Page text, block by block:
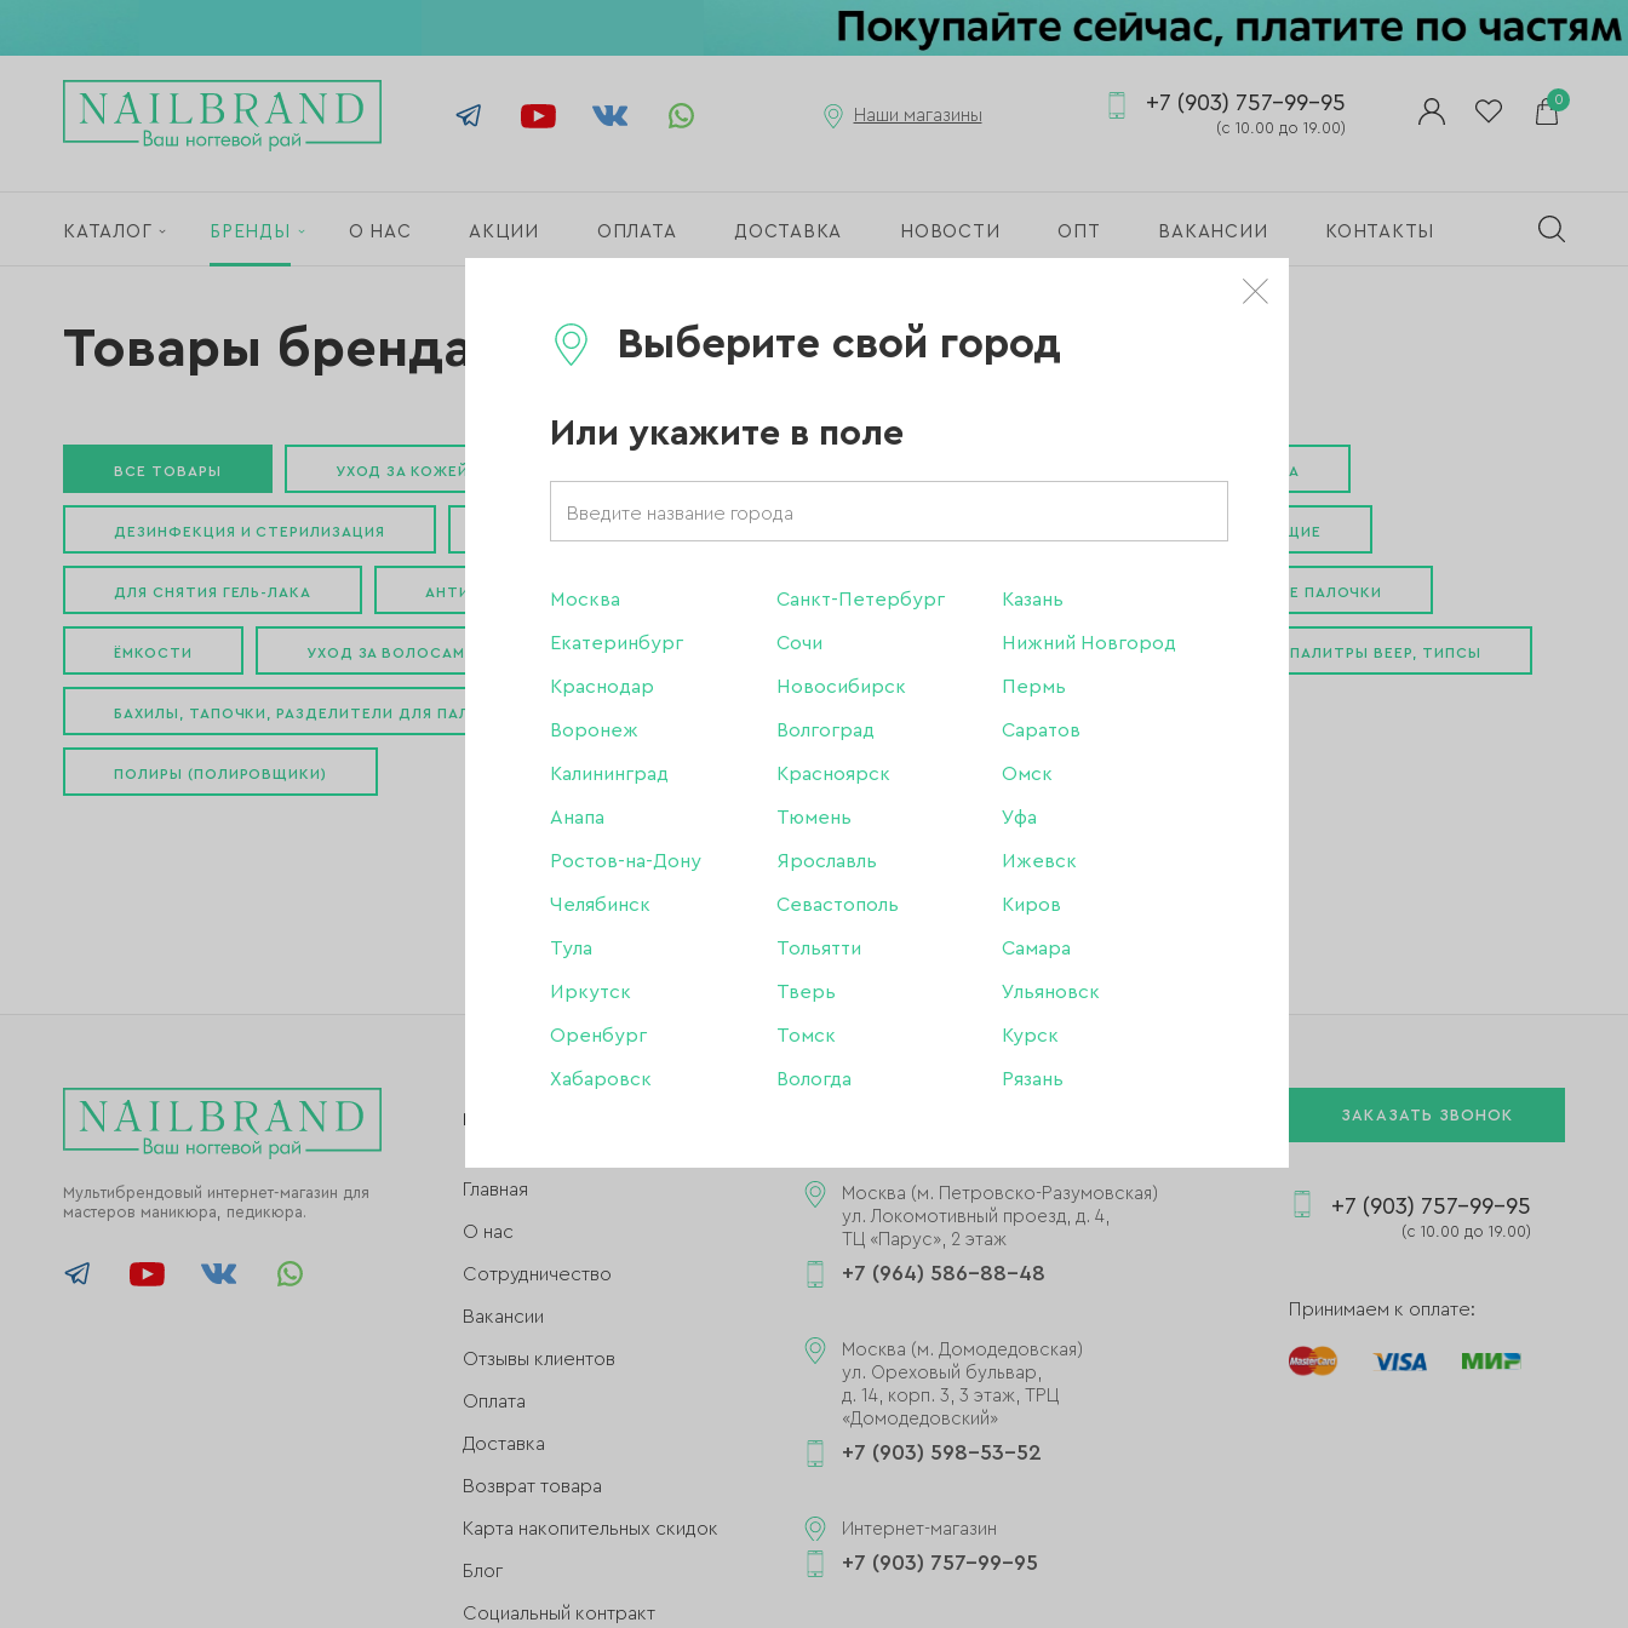
Выберите свой город
Или укажите в поле
Москва Санкт-Петербург Казань
Екатеринбург Сочи Нижний Новгород
Краснодар Новосибирск Пермь
Воронеж Волгоград Саратов
Калининград Красноярск Омск
Анапа Тюмень Уфа
Ростов-на-Дону Ярославль Ижевск
Челябинск Севастополь Киров
Тула Тольятти Самара
Иркутск Тверь Ульяновск
Оренбург Томск Курск
Хабаровск Вологда Рязань
Наши магазины
+7 (903) 757-99-95
(с 10.00 до 19.00)
0
КАТАЛОГ БРЕНДЫ О НАС АКЦИИ ОПЛАТА ДОСТАВКА НОВОСТИ ОПТ ВАКАНСИИ КОНТАКТЫ
Товары бренда «Manita»
ВСЕ ТОВАРЫ УХОД ЗА КОЖЕЙ РУК И ТЕЛА СРЕДСТВА ДЛЯ ПЕДИКЮРА
ДЕЗИНФЕКЦИЯ И СТЕРИЛИЗАЦИЯ КРОВООСТАНАВЛИВАЮЩИЕ
ДЛЯ СНЯТИЯ ГЕЛЬ-ЛАКА АНТИРЖАВЧИНА И НАЛЁТ ДЛЯ РАЗБАВЛЕНИЯ ЛАКА / ГЕЛЬ-ЛАКА АПЕЛЬСИНОВЫЕ ПАЛОЧКИ
ЁМКОСТИ УХОД ЗА ВОЛОСАМИ МАГНИТЫ ДЛЯ ГЕЛЬ-ЛАКОВ КОШАЧИЙ ГЛАЗ ОЧКИ, ЭКРАНЫ ПАЛИТРЫ ВЕЕР, ТИПСЫ
БАХИЛЫ, ТАПОЧКИ, РАЗДЕЛИТЕЛИ ДЛЯ ПАЛЬЦЕВ
ПОЛИРЫ (ПОЛИРОВЩИКИ)
ПОКАЗАТЬ ВСЕ РАЗДЕЛЫ
Мультибрендовый интернет-магазин для
мастеров маникюра, педикюра.
Главная
О нас
Сотрудничество
Вакансии
Отзывы клиентов
Оплата
Доставка
Возврат товара
Карта накопительных скидок
Блог
Социальный контракт
Москва (м. Петровско-Разумовская)
ул. Локомотивный проезд, д. 4,
ТЦ «Парус», 2 этаж
+7 (964) 586-88-48
Москва (м. Домодедовская)
ул. Ореховый бульвар,
д. 14, корп. 3, 3 этаж, ТРЦ
«Домодедовский»
+7 (903) 598-53-52
Интернет-магазин
+7 (903) 757-99-95
ЗАКАЗАТЬ ЗВОНОК
+7 (903) 757-99-95
(с 10.00 до 19.00)
Принимаем к оплате: